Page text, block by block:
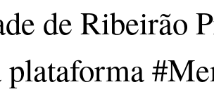
de Ribeirão